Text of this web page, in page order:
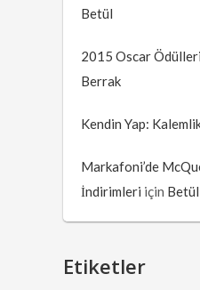
Betül
2015 Oscar Ödülleri
Berrak
Kendin Yap:
Markafoni’de
İndirimleri için Betül
Etiketler